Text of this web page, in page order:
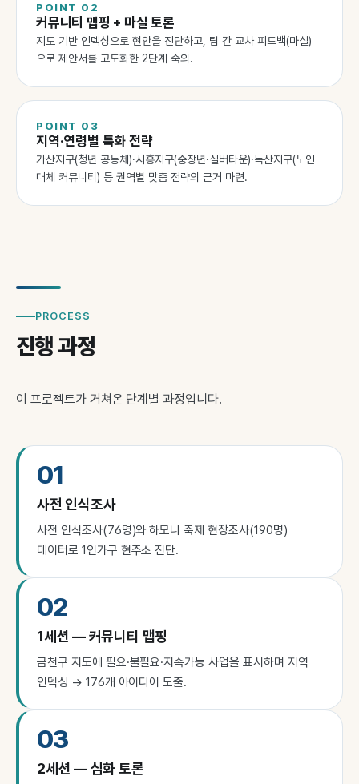
POINT 02
커뮤니티 맵핑 + 마실 토론
지도 기반 인덱싱으로 현안을 진단하고, 팀 간 교차 피드백(마실)
으로 제안서를 고도화한 2단계 숙의.
POINT 03
지역·연령별 특화 전략
가산지구(청년 공동체)·시흥지구(중장년·실버타운)·독산지구(노인
대체 커뮤니티) 등 권역별 맞춤 전략의 근거 마련.
PROCESS
진행 과정
이 프로젝트가 거쳐온 단계별 과정입니다.
01
사전 인식조사
사전 인식조사(76명)와 하모니 축제 현장조사(190명)
데이터로 1인가구 현주소 진단.
02
1세션 — 커뮤니티 맵핑
금천구 지도에 필요·불필요·지속가능 사업을 표시하며 지역
인덱싱 → 176개 아이디어 도출.
03
2세션 — 심화 토론